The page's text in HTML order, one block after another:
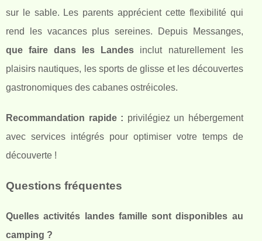
sur le sable. Les parents apprécient cette flexibilité qui
rend les vacances plus sereines. Depuis Messanges,
que faire dans les Landes inclut naturellement les
plaisirs nautiques, les sports de glisse et les découvertes
gastronomiques des cabanes ostréicoles.
Recommandation rapide : privilégiez un hébergement
avec services intégrés pour optimiser votre temps de
découverte !
Questions fréquentes
Quelles activités landes famille sont disponibles au
camping ?